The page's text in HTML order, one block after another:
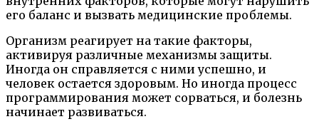
его баланс и вызвать медицинские проблемы.
Организм реагирует на такие факторы,
активируя различные механизмы защиты.
Иногда он справляется с ними успешно, и
человек остается здоровым. Но иногда процесс
программирования может сорваться, и болезнь
начинает развиваться.